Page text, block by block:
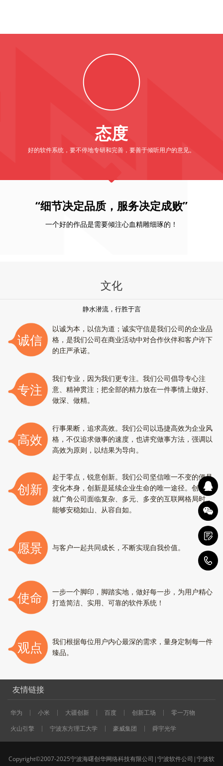
态度
好的软件系统，要不停地专研和完善，要善于倾听用户的意见。
“细节决定品质，服务决定成败”
一个好的作品是需要倾注心血精雕细琢的！
文化
静水潜流，行胜于言
诚信
以诚为本，以信为道；诚实守信是我们公司的企业品
格，是我们公司在商业活动中对合作伙伴和客户许下
的庄严承诺。
专注
我们专业，因为我们更专注。我们公司倡导专心注
意、精神贯注；把全部的精力放在一件事情上做好、
做深、做精。
高效
行事果断，追求高效。我们公司以迅捷高效为企业风
格，不仅追求做事的速度，也讲究做事方法，强调以
高效为原则，以结果为导向。
创新
起于零点，锐意创新。我们公司坚信唯一不变的便是
变化本身，创新是延续企业生命的唯一途径。创新成
就广角公司面临复杂、多元、多变的互联网格局时，
能够安稳如山、从容自如。
愿景 与客户一起共同成长，不断实现自我价值。
使命
一步一个脚印，脚踏实地，做好每一步，为用户精心
打造简洁、实用、可靠的软件系统！
观点
我们根据每位用户内心最深的需求，量身定制每一件
臻品。
友情链接
华为 小米 大疆创新 百度 创新工场
零一万物
火山引擎
宁波东方理工大学 豪威集团 舜宇光学
Copyright©2007-2025宁波海曙创华网络科技有限公司|宁波软件公司|宁波软